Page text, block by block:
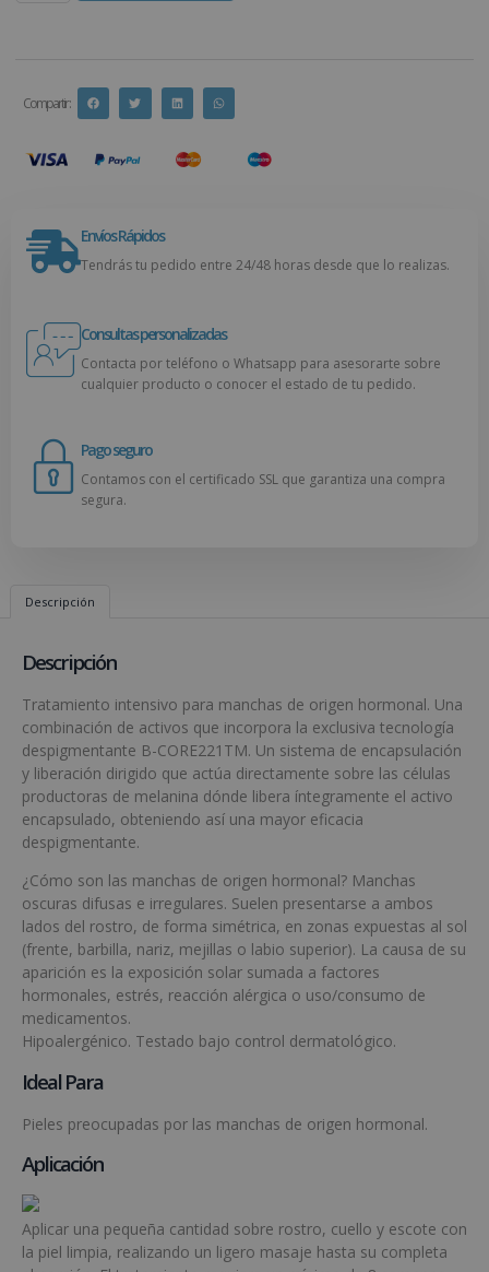
Compartir :
Envíos Rápidos
Tendrás tu pedido entre 24/48 horas desde que lo realizas.
Consultas personalizadas
Contacta por teléfono o Whatsapp para asesorarte sobre
cualquier producto o conocer el estado de tu pedido.
Pago seguro
Contamos con el certificado SSL que garantiza una compra
segura.
Descripción
Descripción
Tratamiento intensivo para manchas de origen hormonal. Una
combinación de activos que incorpora la exclusiva tecnología
despigmentante B-CORE221TM. Un sistema de encapsulación
y liberación dirigido que actúa directamente sobre las células
productoras de melanina dónde libera íntegramente el activo
encapsulado, obteniendo así una mayor eficacia
despigmentante.
¿Cómo son las manchas de origen hormonal? Manchas
oscuras difusas e irregulares. Suelen presentarse a ambos
lados del rostro, de forma simétrica, en zonas expuestas al sol
(frente, barbilla, nariz, mejillas o labio superior). La causa de su
aparición es la exposición solar sumada a factores
hormonales, estrés, reacción alérgica o uso/consumo de
medicamentos.
Hipoalergénico. Testado bajo control dermatológico.
Ideal Para
Pieles preocupadas por las manchas de origen hormonal.
Aplicación
Aplicar una pequeña cantidad sobre rostro, cuello y escote con
la piel limpia, realizando un ligero masaje hasta su completa